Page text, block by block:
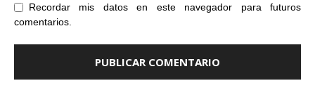
Recordar mis datos en este navegador para futuros
comentarios.